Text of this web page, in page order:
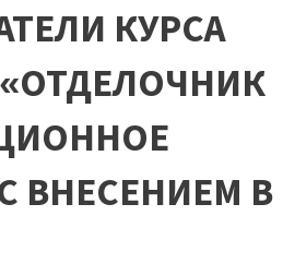
КУРСА
ВНЕСЕНИЕМ В